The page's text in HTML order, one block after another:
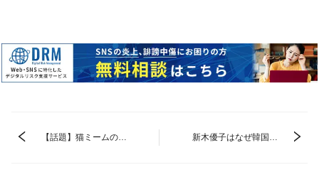
【話題】猫ミームの作
新木優子はなぜ韓国出